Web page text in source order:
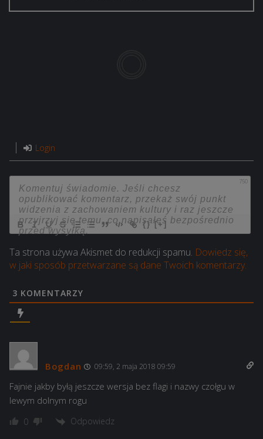
Login
750
{} [+]
Ta strona używa Akismet do redukcji spamu. Dowiedz się,
w jaki sposób przetwarzane są dane Twoich komentarzy.
3 KOMENTARZY
Bogdan 09:59, 2 maja 2018 09:59
Fajnie jakby byłą jeszcze wersja bez flagi i nazwy czołgu w
lewym dolnym rogu
0 Odpowiedz